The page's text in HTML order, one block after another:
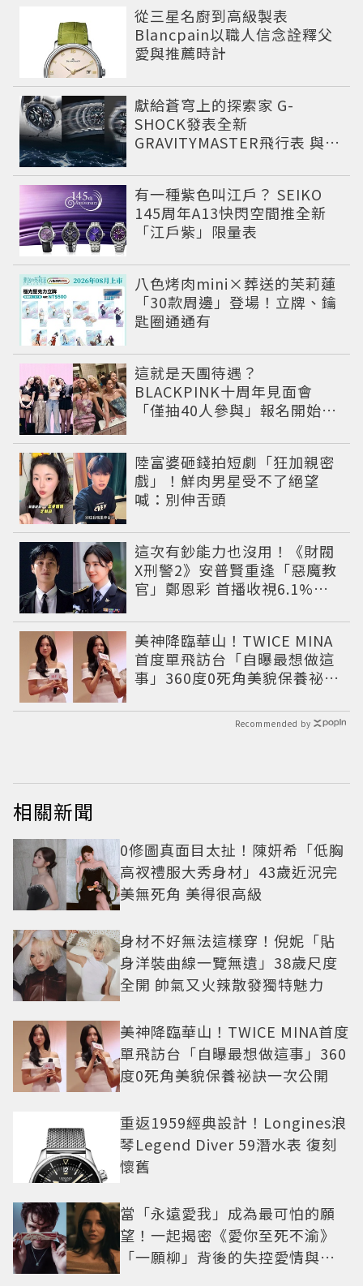
從三星名廚到高級製表
Blancpain以職人信念詮釋父
愛與推薦時計
獻給蒼穹上的探索家 G-
SHOCK發表全新
GRAVITYMASTER飛行表 與天
有一種紫色叫江戶？ SEIKO
145周年A13快閃空間推全新
「江戶紫」限量表
八色烤肉mini×葬送的芙莉蓮
「30款周邊」登場！立牌、鑰
匙圈通通有
這就是天團待遇？
BLACKPINK十周年見面會
「僅抽40人參與」報名開始到
陸富婆砸錢拍短劇「狂加親密
戲」！鮮肉男星受不了絕望
喊：別伸舌頭
這次有鈔能力也沒用！《財閥
X刑警2》安普賢重逢「惡魔教
官」鄭恩彩 首播收視6.1%超
美神降臨華山！TWICE MINA
首度單飛訪台「自曝最想做這
事」360度0死角美貌保養祕訣
Recommended by
相關新聞
0修圖真面目太扯！陳妍希「低胸
高衩禮服大秀身材」43歲近況完
美無死角 美得很高級
身材不好無法這樣穿！倪妮「貼
身洋裝曲線一覽無遺」38歲尺度
全開 帥氣又火辣散發獨特魅力
美神降臨華山！TWICE MINA首度
單飛訪台「自曝最想做這事」360
度0死角美貌保養祕訣一次公開
重返1959經典設計！Longines浪
琴Legend Diver 59潛水表 復刻
懷舊
當「永遠愛我」成為最可怕的願
望！一起揭密《愛你至死不渝》
「一願柳」背後的失控愛情與爆